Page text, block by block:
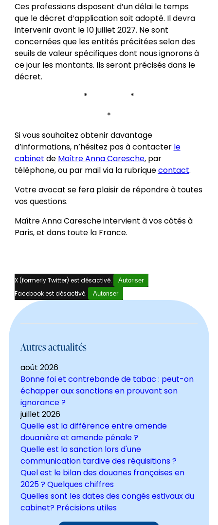
Ces professions disposent d’un délai le temps
que le décret d’application soit adopté. Il devra
intervenir avant le 10 juillet 2027. Ne sont
concernées que les entités précitées selon des
seuils de valeur spécifiques dont nous ignorons à
ce jour les montants. Ils seront précisés dans le
décret.
* *
*
Si vous souhaitez obtenir davantage
d’informations, n’hésitez pas à contacter le
cabinet de Maître Anna Caresche, par
téléphone, ou par mail via la rubriquecontact.
Votre avocat se fera plaisir de répondre à toutes
vos questions.
Maître Anna Caresche intervient à vos côtés à
Paris, et dans toute la France.
X (formerly Twitter) est désactivé. Autoriser
Facebook est désactivé. Autoriser
Autres actualités
août 2026
Bonne foi et contrebande de tabac : peut-on
échapper aux sanctions en prouvant son
ignorance ?
juillet 2026
Quelle est la différence entre amende
douanière et amende pénale ?
Quelle est la sanction lors d'une
communication tardive des réquisitions ?
Quel est le bilan des douanes françaises en
2025 ? Quelques chiffres
Quelles sont les dates des congés estivaux du
cabinet? Précisions utiles